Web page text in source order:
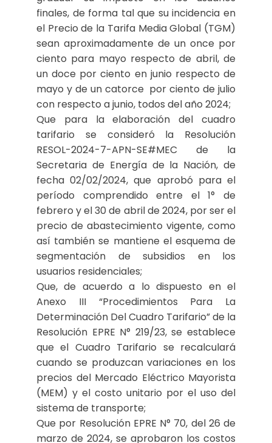
finales, de forma tal que su incidencia en
el Precio de la Tarifa Media Global (TGM)
sean aproximadamente de un once por
ciento para mayo respecto de abril, de
un doce por ciento en junio respecto de
mayo y de un catorce por ciento de julio
con respecto a junio, todos del año 2024;
Que para la elaboración del cuadro
tarifario se consideró la Resolución
RESOL-2024-7-APN-SE#MEC de la
Secretaria de Energía de la Nación, de
fecha 02/02/2024, que aprobó para el
período comprendido entre el 1° de
febrero y el 30 de abril de 2024, por ser el
precio de abastecimiento vigente, como
así también se mantiene el esquema de
segmentación de subsidios en los
usuarios residenciales;
Que, de acuerdo a lo dispuesto en el
Anexo III “Procedimientos Para La
Determinación Del Cuadro Tarifario” de la
Resolución EPRE N° 219/23, se establece
que el Cuadro Tarifario se recalculará
cuando se produzcan variaciones en los
precios del Mercado Eléctrico Mayorista
(MEM) y el costo unitario por el uso del
sistema de transporte;
Que por Resolución EPRE N° 70, del 26 de
marzo de 2024, se aprobaron los costos